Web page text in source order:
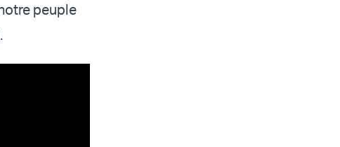
peuple